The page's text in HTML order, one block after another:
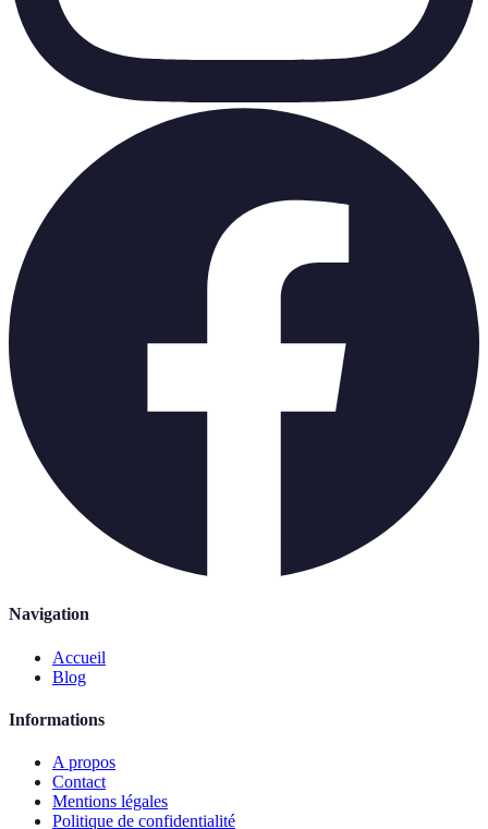
Navigation
Accueil
Blog
Informations
A propos
Contact
Mentions légales
Politique de confidentialité